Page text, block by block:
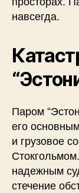
навсегда.
Паром
его
и грузовое
надежным
стечение